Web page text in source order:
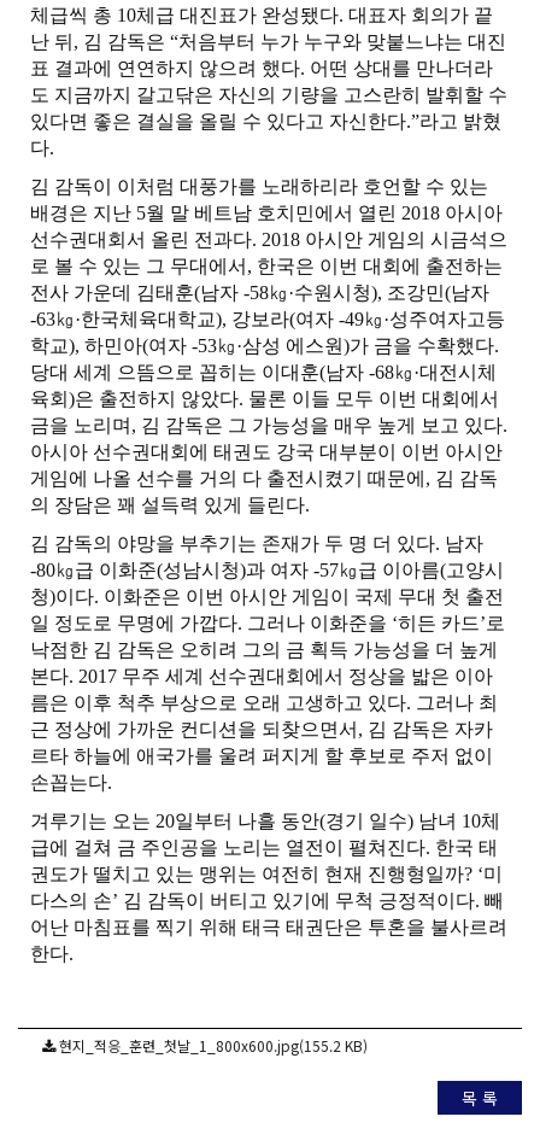
체급씩 총 10체급 대진표가 완성됐다. 대표자 회의가 끝
난 뒤 , 김 감독은 “처음부터 누가 누구와 맞붙느냐는 대진
표 결과에 연연하지 않으려 했다. 어떤 상대를 만나더라
도 지금까지 갈고닦은 자신의 기량을 고스란히 발휘할 수
있다면 좋은 결실을 올릴 수 있다고 자신한다.”라고 밝혔
다.
김 감독이 이처럼 대풍가를 노래하리라 호언할 수 있는
배경은 지난 5월 말 베트남 호치민에서 열린 2018 아시아
선수권대회서 올린 전과다. 2018 아시안 게임의 시금석으
로 볼 수 있는 그 무대에서 , 한국은 이번 대회에 출전하는
전사 가운데 김태훈(남자 -58㎏·수원시청), 조강민(남자
-63㎏·한국체육대학교), 강보라(여자 -49㎏·성주여자고등
학교), 하민아(여자 -53㎏·삼성 에스원)가 금을 수확했다.
당대 세계 으뜸으로 꼽히는 이대훈(남자 -68㎏·대전시체
육회 )은 출전하지 않았다. 물론 이들 모두 이번 대회에서
금을 노리며 , 김 감독은 그 가능성을 매우 높게 보고 있다.
아시아 선수권대회에 태권도 강국 대부분이 이번 아시안
게임에 나올 선수를 거의 다 출전시켰기 때문에 , 김 감독
의 장담은 꽤 설득력 있게 들린다.
김 감독의 야망을 부추기는 존재가 두 명 더 있다. 남자
-80㎏급 이화준(성남시청)과 여자 -57㎏급 이아름(고양시
청)이다. 이화준은 이번 아시안 게임이 국제 무대 첫 출전
일 정도로 무명에 가깝다. 그러나 이화준을 ‘히든 카드’ 로
낙점한 김 감독은 오히려 그의 금 획득 가능성을 더 높게
본다. 2017 무주 세계 선수권대회에서 정상을 밟은 이아
름은 이후 척추 부상으로 오래 고생하고 있다. 그러나 최
근 정상에 가까운 컨디션을 되찾으면서 , 김 감독은 자카
르타 하늘에 애국가를 울려 퍼지게 할 후보로 주저 없이
손꼽는다.
겨루기는 오는 20일부터 나흘 동안(경기 일수) 남녀 10체
급에 걸쳐 금 주인공을 노리는 열전이 펼쳐진다. 한국 태
권도가 떨치고 있는 맹위는 여전히 현재 진행형일까? ‘미
다스의 손’ 김 감독이 버티고 있기에 무척 긍정적이다. 빼
어난 마침표를 찍기 위해 태극 태권단은 투혼을 불사르려
한다.
현지_적응_훈련_첫날_1_800x600.jpg(155.2 KB)
목 록